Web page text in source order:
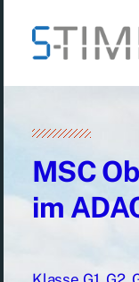
MSC
im